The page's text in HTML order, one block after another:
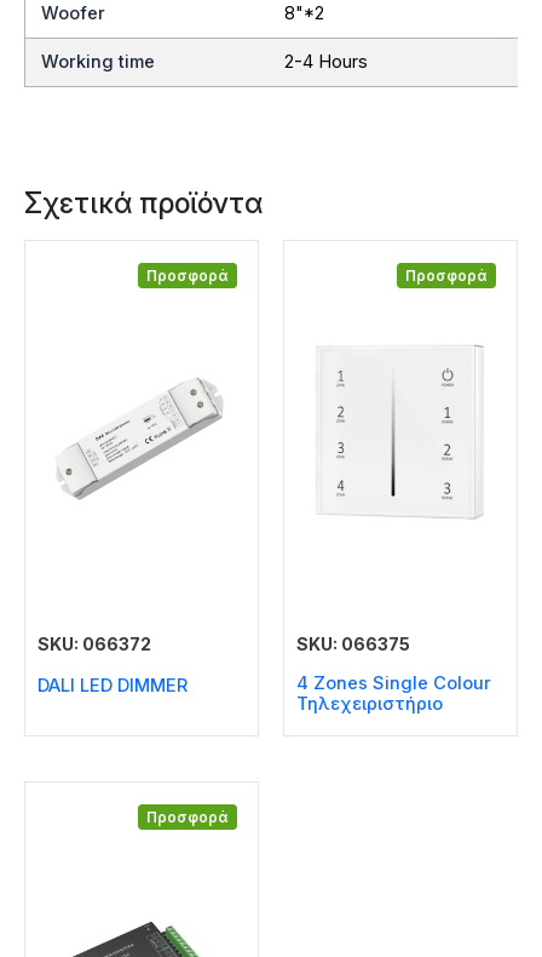
Woofer 8"*2
Working time 2-4 Hours
Σχετικά προϊόντα
Προσφορά
SKU: 066372
DALI LED DIMMER
Προσφορά
SKU: 066375
4 Zones Single Colour
Τηλεχειριστήριο
Προσφορά